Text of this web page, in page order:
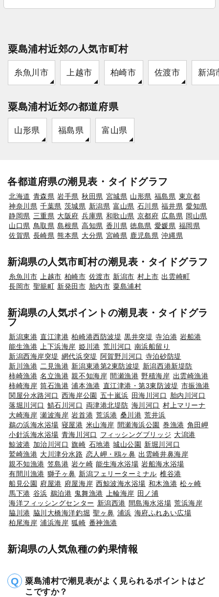
粟島浦村近郊の人気市町村
糸魚川市 上越市 柏崎市 佐渡市 新潟
粟島浦村近郊の都道府県
山形県 福島県 富山県
各都道府県の潮見表・タイドグラフ
北海道 青森県 岩手県 秋田県 宮城県 山形県 福島県 東京都
神奈川県 千葉県 茨城県 新潟県 富山県 石川県 福井県 愛知県
静岡県 三重県 大阪府 兵庫県 和歌山県 京都府 広島県 岡山県
山口県 鳥取県 島根県 高知県 香川県 徳島県 愛媛県 福岡県
佐賀県 長崎県 熊本県 大分県 宮崎県 鹿児島県 沖縄県
新潟県の人気市町村の潮見表・タイドグラフ
糸魚川市 上越市 柏崎市 佐渡市 新潟市 村上市 出雲崎町
長岡市 聖籠町 新発田市 胎内市 粟島浦村
新潟県の人気ポイントの潮見表・タイドグラ
フ
新潟東港 直江津港 柏崎港西防波堤 黒井突堤 寺泊港 岩船港
能生漁港
上下浜海岸 姫川港 荒川河口 南浜船留り
新潟西海岸突堤 網代浜突堤 阿賀野川河口 寺泊砂防堤
新川漁港 二見漁港 新潟東港第2東防波堤 新潟西港新堤防
柿崎漁港 名立漁港 親不知海岸 間瀬漁港 野積海岸 出雲崎漁港
柿崎海岸 筒石漁港 浦本漁港 直江津港・第3東防波堤 市振漁港
関屋分水路河口 西海岸公園 五十嵐浜 田海川河口
胎内川河口
落堀川河口 鯖石川河口 両津港北堤防 海川河口 村上マリーナ
大崎海岸 瀬波海岸 岩首港 荒浜港 桑川港 荒井浜
鵜の浜海水浴場 寝屋港 米山海岸 間瀬海浜公園 巻漁港 角田岬
小針浜海水浴場 青海川河口 フィッシングブリッジ 大潟港
鯨波港 加治川河口 旗崎 石地港 城山公園 新堀川河口
鷲崎漁港 大川津分水路 恋人岬・鴎ヶ鼻 出雲崎井鼻海岸
親不知漁港 笠島港 岩ケ崎 能生海水浴場 岩船海水浴場
有間川漁港 獅子ヶ鼻 新潟フェリーターミナル 椎谷港
船見公園 府屋港 府屋海岸 西鯨波海水浴場 和木漁港 松ヶ崎
馬下港 谷浜 鵜泊港 鬼舞漁港 上輪海岸 田ノ浦
海洋フィッシングセンター 新潟西港 間島海水浴場 荒浜海岸
脇川港 脇川大橋海洋釣堀 聖ヶ鼻 浦浜 海府ふれあい広場
柏尾海岸 浦浜海岸 狐崎 番神漁港
新潟県の人気魚種の釣果情報
粟島浦村で潮見表がよく見られるポイントはど
こですか？